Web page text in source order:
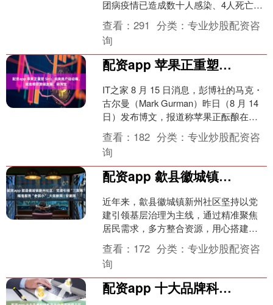
团病疫情已造成数十人感染、4人死亡。
在10栋建筑的12座冷却塔中检测出引发
军团病的细菌....
查看：291 分类：专业炒股配资咨
询
配资app 苹果正重塑 Siri：未来用户动动嘴，就能帮你发朋友圈、刷淘宝
IT之家 8 月 15 日消息，彭博社的马克・
古尔曼（Mark Gurman）昨日（8 月 14
日）发布博文，报道称苹果正酝酿在视
觉层面全面重塑 Siri，新....
查看： 182 分类：专业炒股配资咨
询
配资app 歙县徽城镇新州社区：党建引领“三聚焦” 精准服务“老弱小”_大皖新闻 | 安徽网
近年来，歙县徽城镇新州社区坚持以党
建引领基层治理为主线，通过精准聚焦
居民需求，多方整合资源，用心搭建服
务载体配资app，用情提升服务水平，精
细服务“老弱小”群体....
查看： 172 分类：专业炒股配资咨
询
配资app 十大品牌科技教育活动浇灌梦想之花